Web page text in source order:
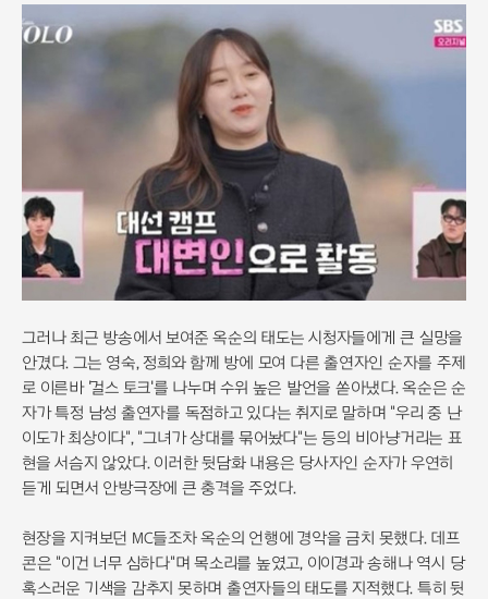
그러나 최근 방송에서 보여준 옥순의 태도는 시청자들에게 큰 실망을
안겼다. 그는 영숙, 정희와 함께 방에 모여 다른 출연자인 순자를 주제
로 이른바 '걸스 토크'를 나누며 수위 높은 발언을 쏟아냈다. 옥순은 순
자가 특정 남성 출연자를 독점하고 있다는 취지로 말하며 "우리 중 난
이도가 최상이다", "그녀가 상대를 묶어놨다"는 등의 비아냥거리는 표
현을 서슴지 않았다. 이러한 뒷담화 내용은 당사자인 순자가 우연히
듣게 되면서 안방극장에 큰 충격을 주었다.
현장을 지켜보던 MC들조차 옥순의 언행에 경악을 금치 못했다. 데프
콘은 "이건 너무 심하다"며 목소리를 높였고, 이이경과 송해나 역시 당
혹스러운 기색을 감추지 못하며 출연자들의 태도를 지적했다. 특히 뒷